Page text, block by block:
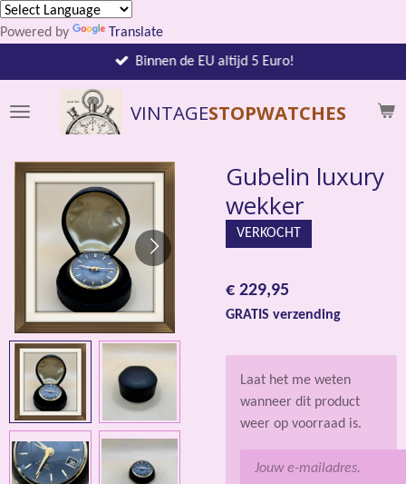
Powered by Translate
Ga
direct
de
hoofdinhoud
VINTAGESTOPWATCHES
Binnen de EU altijd 5 Euro!
Gubelin luxury
wekker
VERKOCHT
€ 229,95
GRATIS verzending
Laat het me weten
wanneer dit product
weer op voorraad is.